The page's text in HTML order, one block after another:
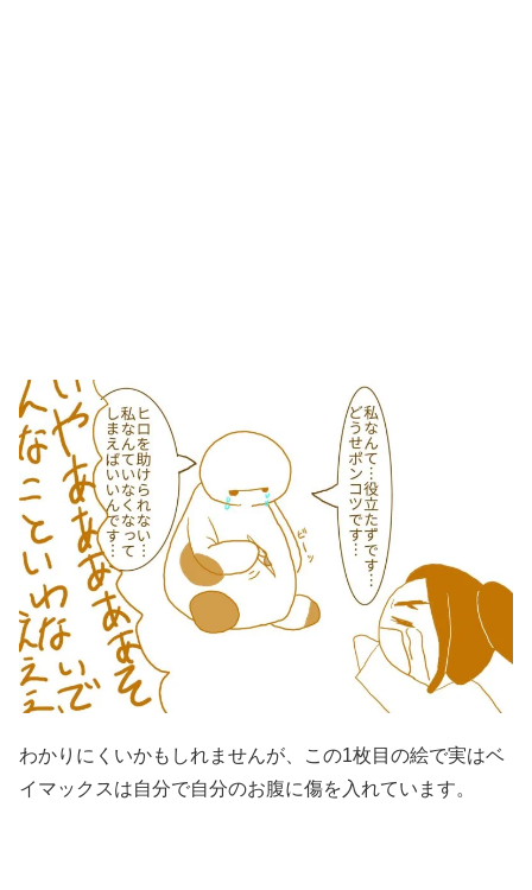
わかりにくいかもしれませんが、この1枚目の絵で実はベ
イマックスは自分で自分のお腹に傷を入れています。